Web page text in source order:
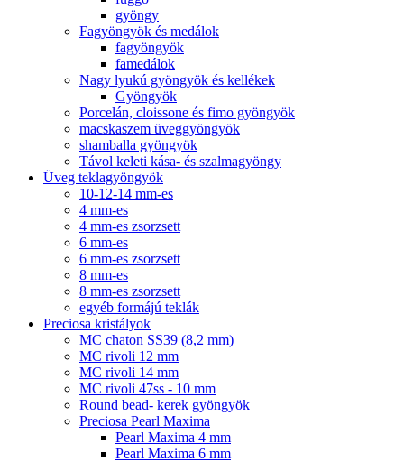
gyöngy
Fagyöngyök és medálok
fagyöngyök
famedálok
Nagy lyukú gyöngyök és kellékek
Gyöngyök
Porcelán, cloissone és fimo gyöngyök
macskaszem üveggyöngyök
shamballa gyöngyök
Távol keleti kása- és szalmagyöngy
Üveg teklagyöngyök
10-12-14 mm-es
4 mm-es
4 mm-es zsorzsett
6 mm-es
6 mm-es zsorzsett
8 mm-es
8 mm-es zsorzsett
egyéb formájú teklák
Preciosa kristályok
MC chaton SS39 (8,2 mm)
MC rivoli 12 mm
MC rivoli 14 mm
MC rivoli 47ss - 10 mm
Round bead- kerek gyöngyök
Preciosa Pearl Maxima
Pearl Maxima 4 mm
Pearl Maxima 6 mm